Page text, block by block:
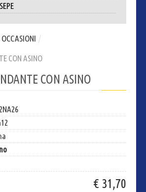
/
CON ASINO
CON ASINO
€ 31,70